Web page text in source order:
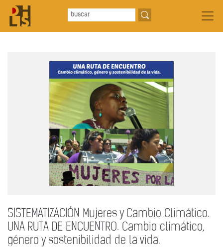
SISTEMATIZACIÓN Mujeres y Cambio Climático.
UNA RUTA DE ENCUENTRO. Cambio climático,
género y sostenibilidad de la vida.